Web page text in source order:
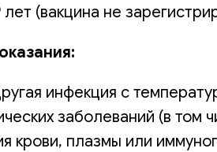
(вакцина не
инфекция с
заболеваний (в том
крови, плазмы или